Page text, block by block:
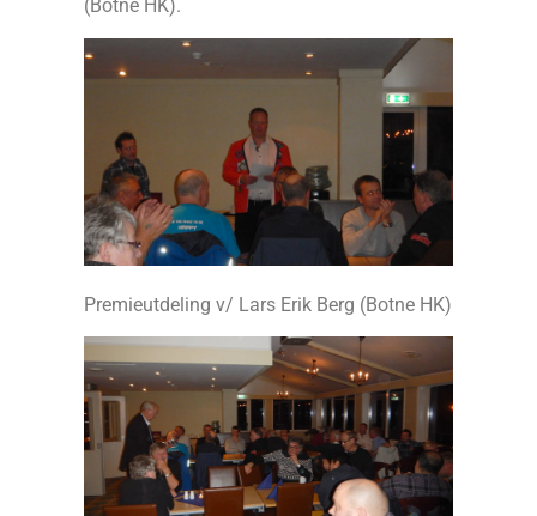
(Botne HK).
Premieutdeling v/ Lars Erik Berg (Botne HK)